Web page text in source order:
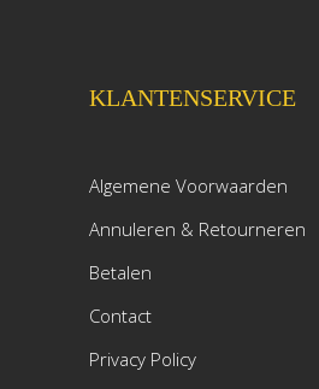
KLANTENSERVICE
Algemene Voorwaarden
Annuleren & Retourneren
Betalen
Contact
Privacy Policy